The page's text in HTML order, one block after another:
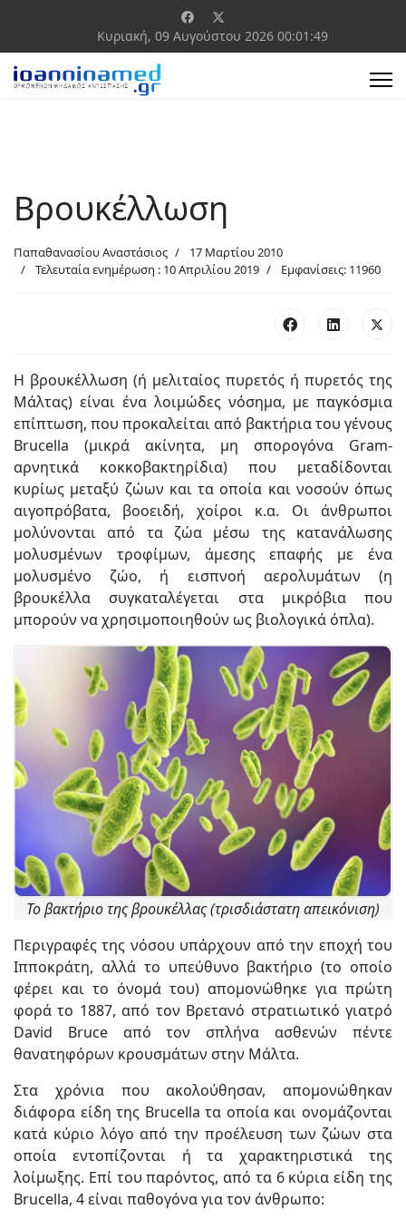
Κυριακή, 09 Αυγούστου 2026 00:01:50
Βρουκέλλωση
Παπαθανασίου Αναστάσιος
17 Μαρτίου 2010
Τελευταία ενημέρωση : 10 Απριλίου 2019
Εμφανίσεις: 11960
Η βρουκέλλωση (ή μελιταίος πυρετός ή πυρετός της
Μάλτας) είναι ένα λοιμώδες νόσημα, με παγκόσμια
επίπτωση, που προκαλείται από βακτήρια του γένους
Brucella (μικρά ακίνητα, μη σπορογόνα Gram-
αρνητικά κοκκοβακτηρίδια) που μεταδίδονται
κυρίως μεταξύ ζώων και τα οποία και νοσούν όπως
αιγοπρόβατα, βοοειδή, χοίροι κ.α. Οι άνθρωποι
μολύνονται από τα ζώα μέσω της κατανάλωσης
μολυσμένων τροφίμων, άμεσης επαφής με ένα
μολυσμένο ζώο, ή εισπνοή αερολυμάτων (η
βρουκέλλα συγκαταλέγεται στα μικρόβια που
μπορούν να χρησιμοποιηθούν ως βιολογικά όπλα).
Το βακτήριο της βρουκέλλας (τρισδιάστατη απεικόνιση)
Περιγραφές της νόσου υπάρχουν από την εποχή του
Ιπποκράτη, αλλά το υπεύθυνο βακτήριο (το οποίο
φέρει και το όνομά του) απομονώθηκε για πρώτη
φορά το 1887, από τον Βρετανό στρατιωτικό γιατρό
David Bruce από τον σπλήνα ασθενών πέντε
θανατηφόρων κρουσμάτων στην Μάλτα.
Στα χρόνια που ακολούθησαν, απομονώθηκαν
διάφορα είδη της Brucella τα οποία και ονομάζονται
κατά κύριο λόγο από την προέλευση των ζώων στα
οποία εντοπίζονται ή τα χαρακτηριστικά της
λοίμωξης. Επί του παρόντος, από τα 6 κύρια είδη της
Brucella, 4 είναι παθογόνα για τον άνθρωπο: